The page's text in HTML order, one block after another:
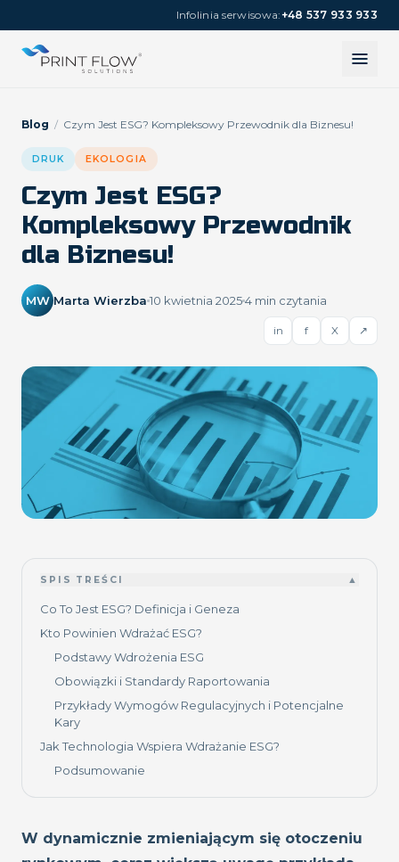
Infolinia serwisowa:+48 537 933 933
Blog / Czym Jest ESG? Kompleksowy Przewodnik dla Biznesu!
DRUK EKOLOGIA
Czym Jest ESG?
Kompleksowy Przewodnik
dla Biznesu!
MW Marta Wierzba 10 kwietnia 20254 min czytania
in f X ↗
SPIS TREŚCI ▲
Co To Jest ESG? Definicja i Geneza
Kto Powinien Wdrażać ESG?
Podstawy Wdrożenia ESG
Obowiązki i Standardy Raportowania
Przykłady Wymogów Regulacyjnych i Potencjalne
Kary
Jak Technologia Wspiera Wdrażanie ESG?
Podsumowanie
W dynamicznie zmieniającym się otoczeniu